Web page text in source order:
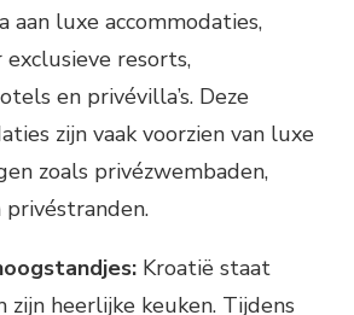
aan luxe accommodaties,
resorts,
en privévilla’s. Deze
zijn vaak voorzien van luxe
zoals privézwembaden,
privéstranden.
Kroatië staat
zijn heerlijke keuken. Tijdens